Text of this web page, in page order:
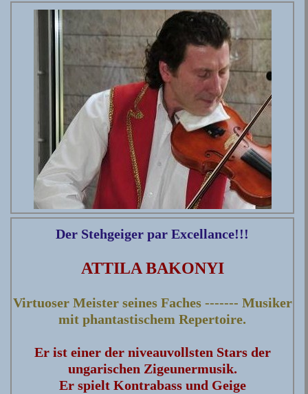
Der Stehgeiger par Excellance!!!
ATTILA BAKONYI
Virtuoser Meister seines Faches ------- Musiker
mit phantastischem Repertoire.
Er ist einer der niveauvollsten Stars der
ungarischen Zigeunermusik.
Er spielt Kontrabass und Geige